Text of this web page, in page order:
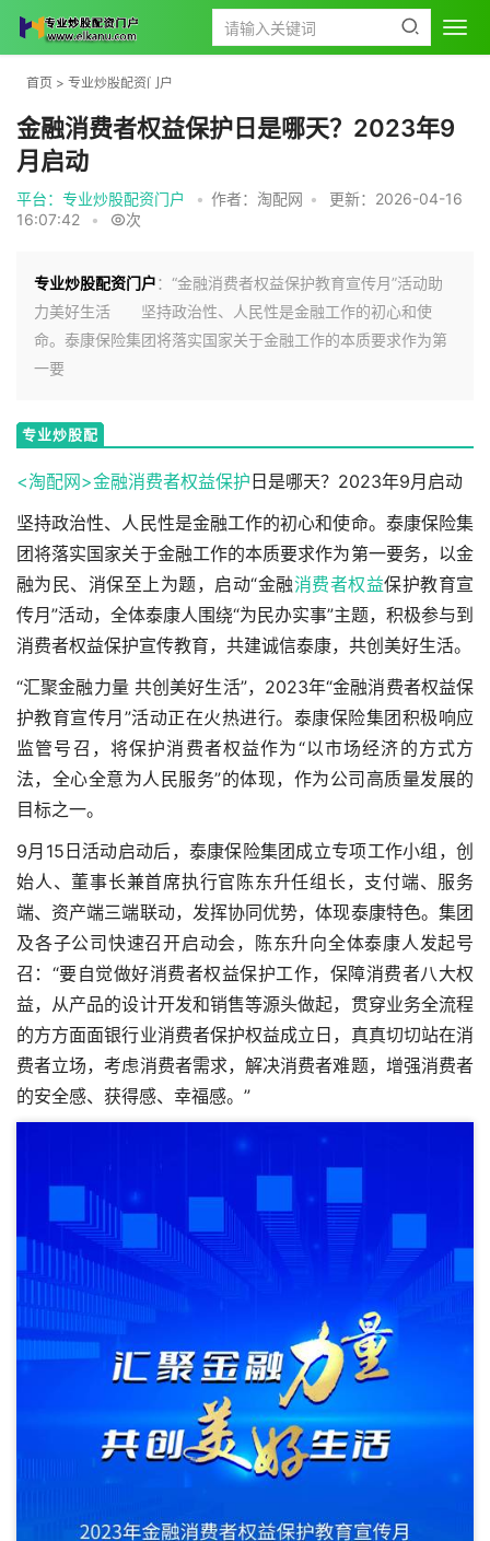
首页 > 专业炒股配资门户
金融消费者权益保护日是哪天？2023年9
月启动
平台：专业炒股配资门户 • 作者：淘配网 •
更新：2026-04-16
16:07:42
• 次
专业炒股配资门户：“金融消费者权益保护教育宣传月”活动助
力美好生活 坚持政治性、人民性是金融工作的初心和使
命。泰康保险集团将落实国家关于金融工作的本质要求作为第
一要
专业炒股配
<淘配网>金融消费者权益保护 日是哪天？2023年9月启动
坚持政治性、人民性是金融工作的初心和使命。泰康保险集
团将落实国家关于金融工作的本质要求作为第一要务，以金
融为民、消保至上为题，启动“金融消费者权益保护教育宣
传月”活动，全体泰康人围绕“为民办实事”主题，积极参与到
消费者权益保护宣传教育，共建诚信泰康，共创美好生活。
“汇聚金融力量 共创美好生活”，2023年“金融消费者权益保
护教育宣传月”活动正在火热进行。泰康保险集团积极响应
监管号召，将保护消费者权益作为“以市场经济的方式方
法，全心全意为人民服务”的体现，作为公司高质量发展的
目标之一。
9月15日活动启动后，泰康保险集团成立专项工作小组，创
始人、董事长兼首席执行官陈东升任组长，支付端、服务
端、资产端三端联动，发挥协同优势，体现泰康特色。集团
及各子公司快速召开启动会，陈东升向全体泰康人发起号
召：“要自觉做好消费者权益保护工作，保障消费者八大权
益，从产品的设计开发和销售等源头做起，贯穿业务全流程
的方方面面银行业消费者保护权益成立日 ，真真切切站在消
费者立场，考虑消费者需求，解决消费者难题，增强消费者
的安全感、获得感、幸福感。”